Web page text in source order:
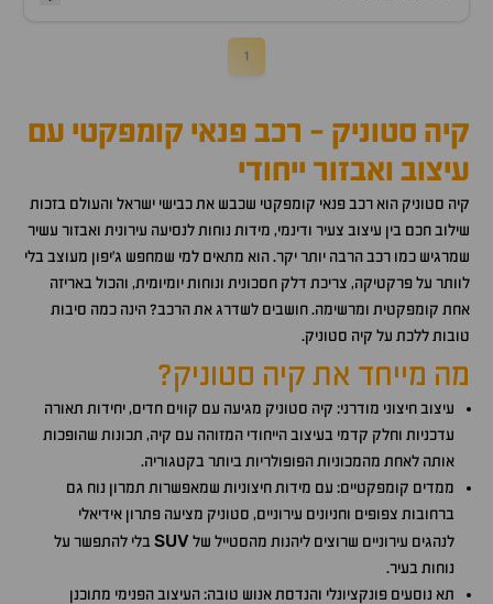
1
קיה סטוניק - רכב פנאי קומפקטי עם
עיצוב ואבזור ייחודי
קיה סטוניק הוא רכב פנאי קומפקטי שכבש את כבישי ישראל והעולם בזכות
שילוב חכם בין עיצוב צעיר ודינמי, מידות נוחות לנסיעה עירונית ואבזור עשיר
שמרגיש כמו רכב הרבה יותר יקר. הוא מתאים למי שמחפש ג'יפון מעוצב בלי
לוותר על פרקטיקה, צריכת דלק חסכונית ונוחות יומיומית, והכול באריזה
אחת קומפקטית ומרשימה. חושבים לשדרג את הרכב? הינה כמה סיבות
טובות ללכת על קיה סטוניק.
מה מייחד את קיה סטוניק?
עיצוב חיצוני מודרני: קיה סטוניק מגיעה עם קווים חדים, יחידות תאורה
עדכניות וחלק קדמי בעיצוב הייחודי המזוהה עם קיה, תכונות שהופכות
אותה לאחת מהמכוניות הפופולריות ביותר בקטגוריה.
ממדים קומפקטיים: עם מידות חיצוניות שמאפשרות תמרון נוח גם
ברחובות צפופים וחניונים עירוניים, סטוניק מציעה פתרון אידיאלי
לנהגים עירוניים שרוצים ליהנות מהסטייל של SUV בלי להתפשר על
נוחות בעיר.
תא נוסעים פונקציונלי והנדסת אנוש טובה: העיצוב הפנימי מתוכנן